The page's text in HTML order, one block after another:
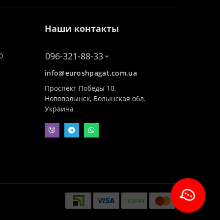
Наши контакты
096-321-88-33
info@euroshpagat.com.ua
Проспект Победы 10,
Нововолынск, Волынская обл.
Украина